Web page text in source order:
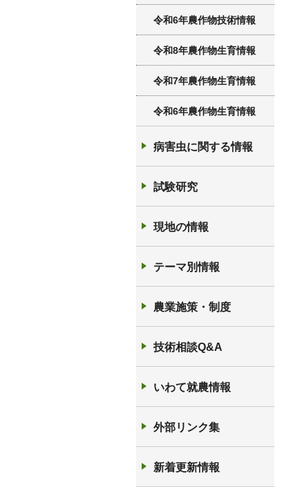
令和6年農作物技術情報
令和8年農作物生育情報
令和7年農作物生育情報
令和6年農作物生育情報
病害虫に関する情報
試験研究
現地の情報
テーマ別情報
農業施策・制度
技術相談Q&A
いわて就農情報
外部リンク集
新着更新情報